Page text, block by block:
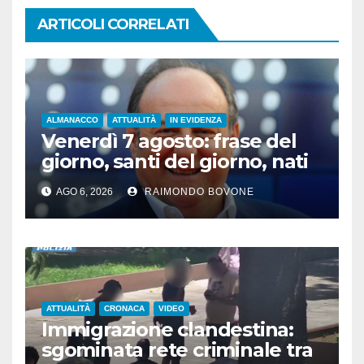
ARTICOLI CORRELATI
ALMANACCO ATTUALITÀ IN EVIDENZA
Venerdì 7 agosto: frase del
giorno, santi del giorno, nati
famosi, accadde oggi
AGO 6, 2026 RAIMONDO BOVONE
ATTUALITÀ CRONACA VIDEO
Immigrazione clandestina:
sgominata rete criminale tra